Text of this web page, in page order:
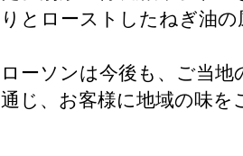
りとローストしたねぎ油
ローソンは今後も、ご当
通じ、お客様に地域の味を